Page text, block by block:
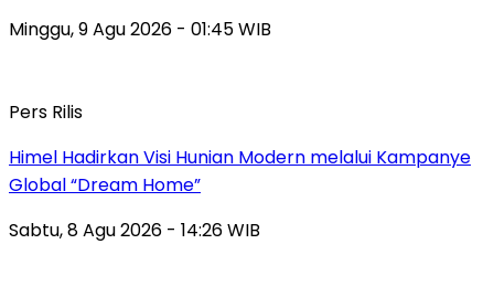
Minggu, 9 Agu 2026 - 01:45 WIB
Pers Rilis
Himel Hadirkan Visi Hunian Modern melalui Kampanye
Global “Dream Home”
Sabtu, 8 Agu 2026 - 14:26 WIB